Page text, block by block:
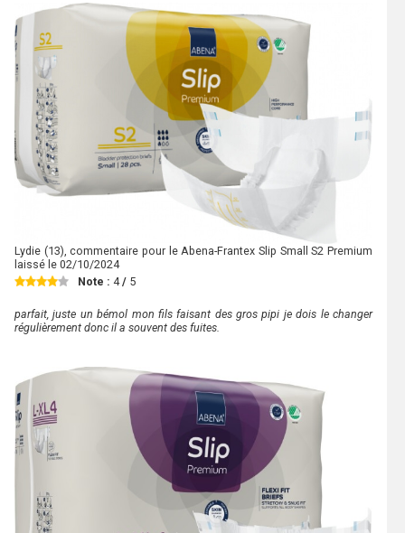
Lydie (13), commentaire pour le Abena-Frantex Slip Small S2 Premium
laissé le 02/10/2024
Note : 4/ 5
parfait, juste un bémol mon fils faisant des gros pipi je dois le changer
régulièrement donc il a souvent des fuites.